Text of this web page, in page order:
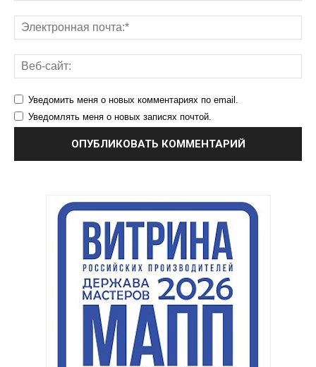
Уведомить меня о новых комментариях по email.
Уведомлять меня о новых записях почтой.